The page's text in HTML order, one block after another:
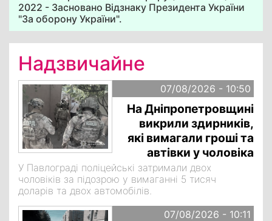
2022 - Засновано Відзнаку Президента України
"За оборону України".
Надзвичайне
07/08/2026 - 10:50
На Дніпропетровщині
викрили здирників,
які вимагали гроші та
автівки у чоловіка
У Павлограді поліцейські затримали двох
чоловіків за підозрою у вимаганні 5 тисяч
доларів та двох автомобілів.
07/08/2026 - 10:11